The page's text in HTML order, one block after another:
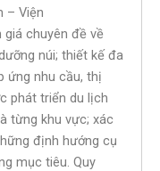
– Viện
giá chuyên đề về
núi; thiết kế đa
ứng nhu cầu, thị
phát triển du lịch
từng khu vực; xác
định hướng cụ
mục tiêu. Quy